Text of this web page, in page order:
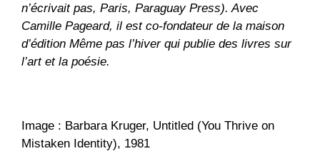
n’écrivait pas, Paris, Paraguay Press). Avec
Camille Pageard, il est co-fondateur de la maison
d’édition Même pas l’hiver qui publie des livres sur
l’art et la poésie.
Image : Barbara Kruger, Untitled (You Thrive on
Mistaken Identity), 1981